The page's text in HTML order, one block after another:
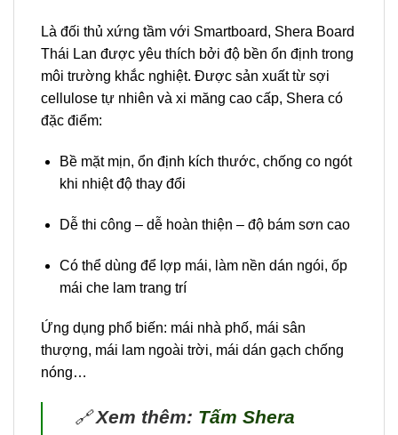
Là đối thủ xứng tầm với Smartboard, Shera Board
Thái Lan được yêu thích bởi độ bền ổn định trong
môi trường khắc nghiệt. Được sản xuất từ sợi
cellulose tự nhiên và xi măng cao cấp, Shera có
đặc điểm:
Bề mặt mịn, ổn định kích thước, chống co ngót
khi nhiệt độ thay đổi
Dễ thi công – dễ hoàn thiện – độ bám sơn cao
Có thể dùng để lợp mái, làm nền dán ngói, ốp
mái che lam trang trí
Ứng dụng phổ biến: mái nhà phố, mái sân
thượng, mái lam ngoài trời, mái dán gạch chống
nóng…
🔗Xem thêm: Tấm Shera